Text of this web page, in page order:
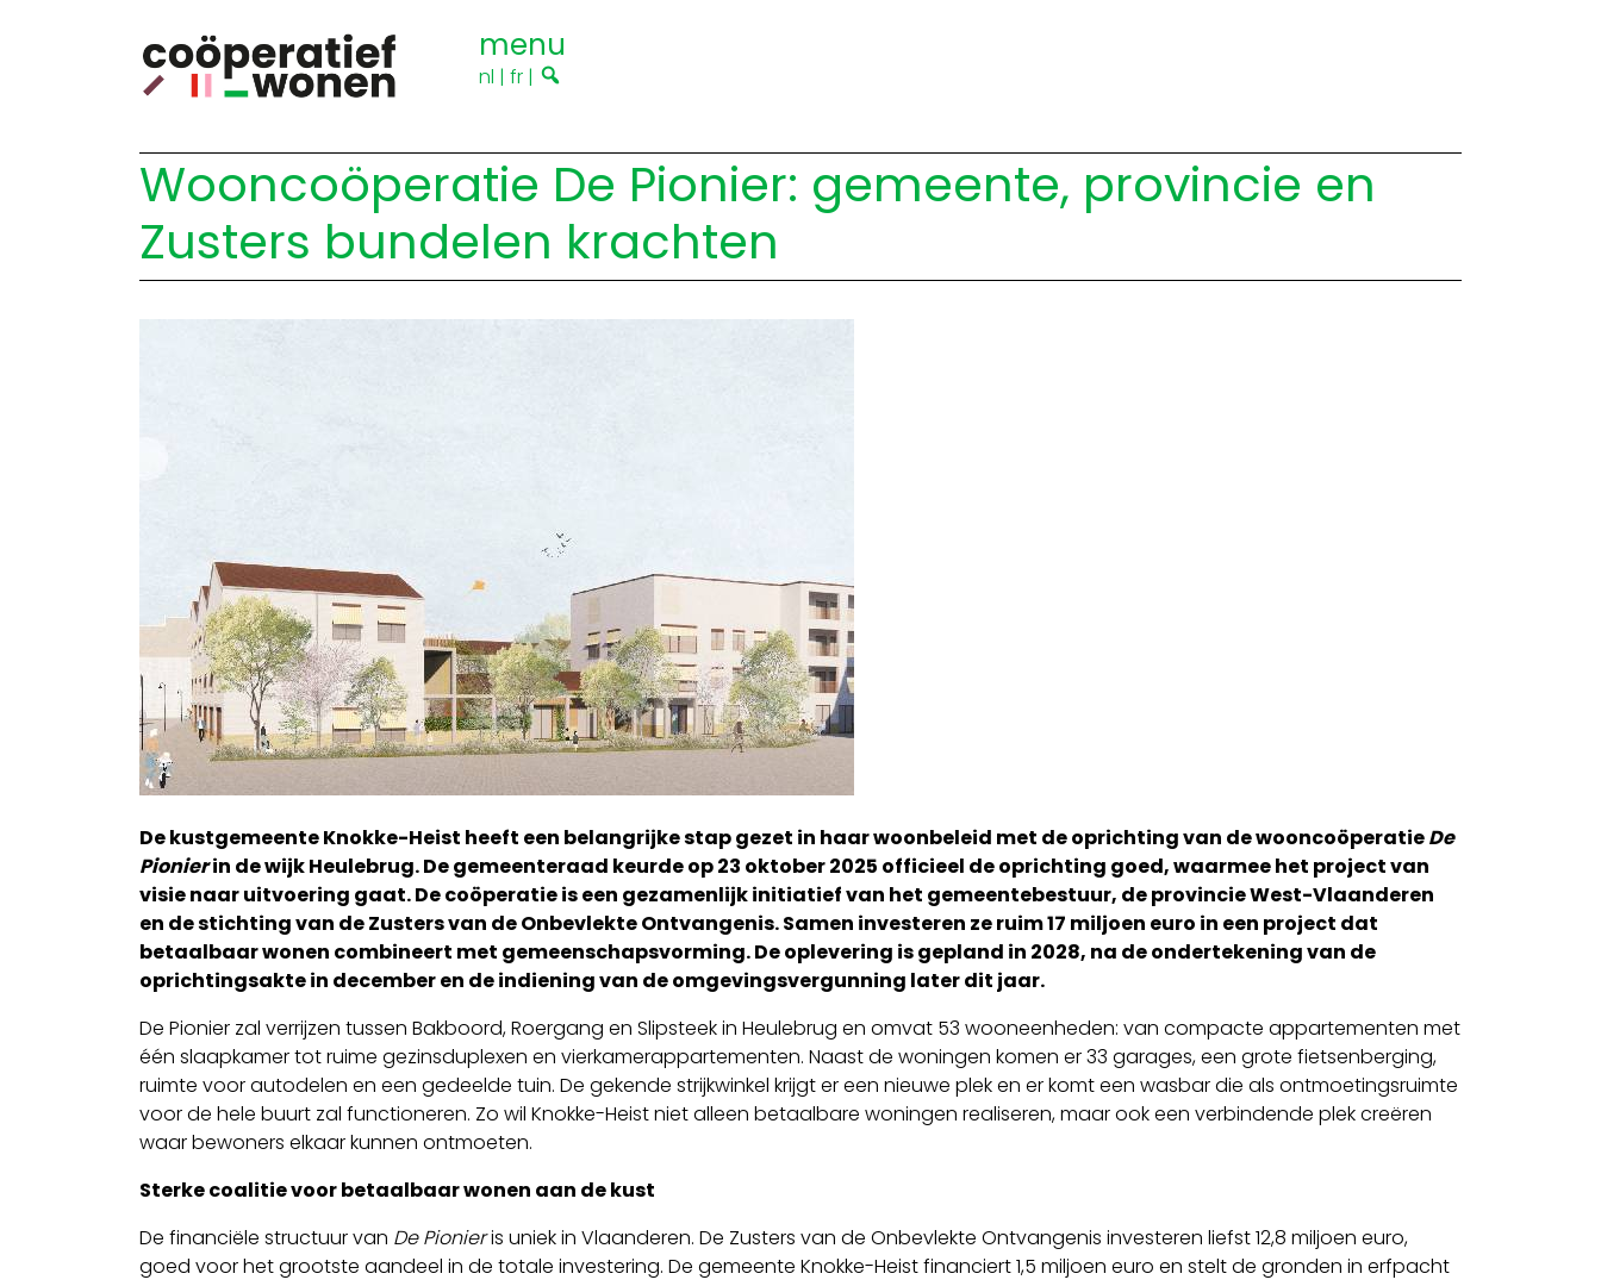
menu
nl | fr |
Wooncoöperatie De Pionier: gemeente, provincie en
Zusters bundelen krachten
De kustgemeente Knokke-Heist heeft een belangrijke stap gezet in haar woonbeleid met de oprichting van de wooncoöperatieDe
Pionierin de wijk Heulebrug. De gemeenteraad keurde op 23 oktober 2025 officieel de oprichting goed, waarmee het project van
visie naar uitvoering gaat. De coöperatie is een gezamenlijk initiatief van het gemeentebestuur, de provincie West-Vlaanderen
en de stichting van de Zusters van de Onbevlekte Ontvangenis. Samen investeren ze ruim 17 miljoen euro in een project dat
betaalbaar wonen combineert met gemeenschapsvorming. De oplevering is gepland in 2028, na de ondertekening van de
oprichtingsakte in december en de indiening van de omgevingsvergunning later dit jaar.
De Pionier zal verrijzen tussen Bakboord, Roergang en Slipsteek in Heulebrug en omvat 53 wooneenheden: van compacte appartementen met
één slaapkamer tot ruime gezinsduplexen en vierkamerappartementen. Naast de woningen komen er 33 garages, een grote fietsenberging,
ruimte voor autodelen en een gedeelde tuin. De gekende strijkwinkel krijgt er een nieuwe plek en er komt een wasbar die als ontmoetingsruimte
voor de hele buurt zal functioneren. Zo wil Knokke-Heist niet alleen betaalbare woningen realiseren, maar ook een verbindende plek creëren
waar bewoners elkaar kunnen ontmoeten.
Sterke coalitie voor betaalbaar wonen aan de kust
De financiële structuur van De Pionieris uniek in Vlaanderen. De Zusters van de Onbevlekte Ontvangenis investeren liefst 12,8 miljoen euro,
goed voor het grootste aandeel in de totale investering. De gemeente Knokke-Heist financiert 1,5 miljoen euro en stelt de gronden in erfpacht